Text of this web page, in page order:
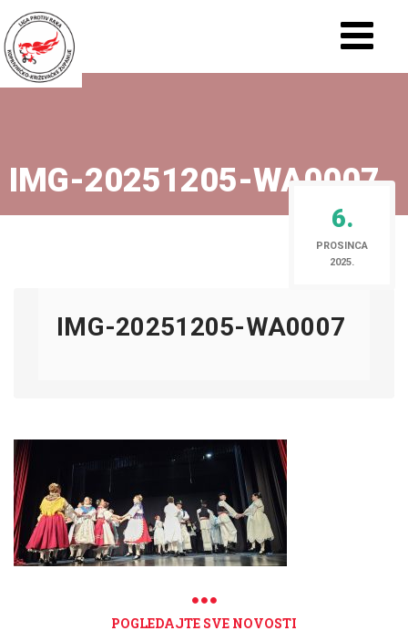
IMG-20251205-WA0007
6.
PROSINCA
2025.
IMG-20251205-WA0007
POGLEDAJTE SVE NOVOSTI